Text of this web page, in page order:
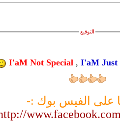
I'aM Not
بوك :-
http://